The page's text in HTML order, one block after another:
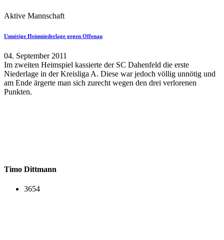
Aktive Mannschaft
Unnötige Heimniederlage gegen Offenau
04. September 2011
Im zweiten Heimspiel kassierte der SC Dahenfeld die erste
Niederlage in der Kreisliga A. Diese war jedoch völlig unnötig und
am Ende ärgerte man sich zurecht wegen den drei verlorenen
Punkten.
Timo Dittmann
3654